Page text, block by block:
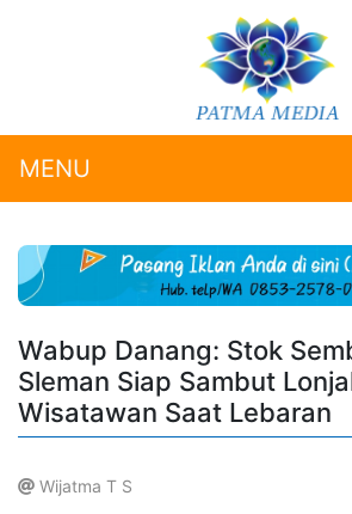
MENU
Wabup Danang: Stok
Sleman Siap Sambut
Wisatawan Saat Lebaran
Wijatma T S